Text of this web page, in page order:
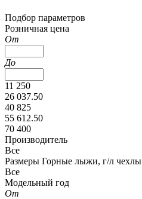
Подбор параметров
Розничная цена
От
До
11 250
26 037.50
40 825
55 612.50
70 400
Производитель
Все
Размеры Горные лыжи, г/л чехлы
Все
Модельный год
От